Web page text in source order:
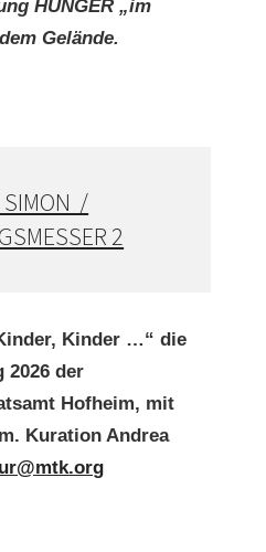
HUNGER „im
Gelände.
SIMON /
2
Kinder …“ die
2026 der
Hofheim, mit
Kuration Andrea